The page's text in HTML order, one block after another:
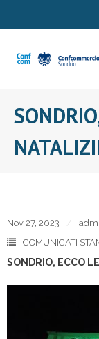
Nov 27, 2023
COMUNICATI
SONDRIO, ECCO